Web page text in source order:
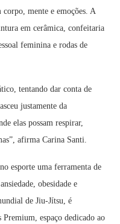
mente e emoções. A
em cerâmica, confeitaria
feminina e rodas de
tentando dar conta de
justamente da
elas possam respirar,
afirma Carina Santi.
esporte uma ferramenta de
obesidade e
de Jiu-Jítsu, é
espaço dedicado ao